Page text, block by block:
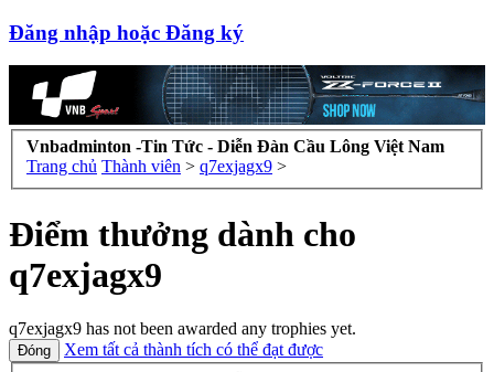
Đăng nhập hoặc Đăng ký
Vnbadminton -Tin Tức - Diễn Đàn Cầu Lông Việt Nam
Trang chủ Thành viên > q7exjagx9 >
Điểm thưởng dành cho
q7exjagx9
q7exjagx9 has not been awarded any trophies yet.
Xem tất cả thành tích có thể đạt được